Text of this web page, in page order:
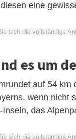
eine
sich die vollständige
es um
auf 54
wenn nicht
das
sich die vollständige